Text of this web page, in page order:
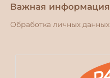
Важная информация
Обработка личных данных